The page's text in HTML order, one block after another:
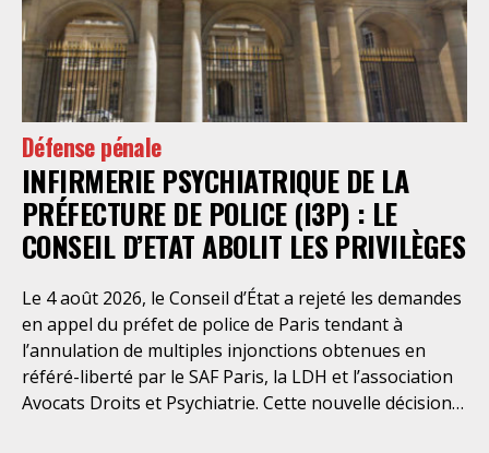
Défense pénale
INFIRMERIE PSYCHIATRIQUE DE LA
PRÉFECTURE DE POLICE (I3P) : LE
CONSEIL D’ETAT ABOLIT LES PRIVILÈGES
Le 4 août 2026, le Conseil d’État a rejeté les demandes
en appel du préfet de police de Paris tendant à
l’annulation de multiples injonctions obtenues en
référé-liberté par le SAF Paris, la LDH et l’association
Avocats Droits et Psychiatrie. Cette nouvelle décision